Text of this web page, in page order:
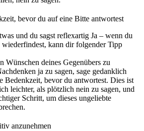
bevor du auf eine Bitte antwortest
und du sagst reflexartig Ja – wenn du
wiederfindest, kann dir folgender Tipp
Wünschen deines Gegenübers zu
ja zu sagen, sage gedanklich
Bedenkzeit, bevor du antwortest. Dies ist
leichter, als plötzlich nein zu sagen, und
Schritt, um dieses ungeliebte
anzunehmen